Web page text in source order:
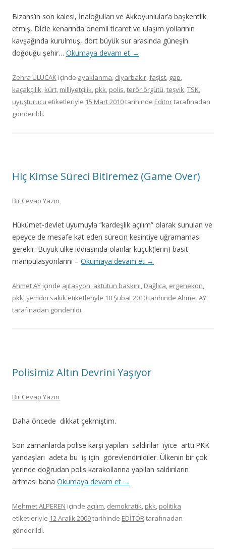
Bizans’ın son kalesi, İnaloğulları ve Akkoyunlular’a başkentlik
etmiş, Dicle kenarında önemli ticaret ve ulaşım yollarının
kavşağında kurulmuş, dört büyük sur arasında güneşin
doğduğu şehir… Okumaya devam et →
Zehra ULUCAK içinde ayaklanma, diyarbakır,faşist, gap,
kaçakçılık, kürt, milliyetçilik, pkk, polis,terör örgütü,teşvik,TSK,
uyuşturucu etiketleriyle 15 Mart 2010tarihinde Editortarafınadan
gönderildi.
Hiç Kimse Süreci Bitiremez (Game Over)
Bir Cevap Yazın
Hükümet-devlet uyumuyla “kardeşlik açılım” olarak sunulan ve
epeyce de mesafe kat eden sürecin kesintiye uğramaması
gerekir. Büyük ülke iddiasında olanlar küçük(lerin) basit
manipülasyonlarını – Okumaya devam et →
Ahmet AY içinde ajıtasyon, aktütün baskını, Dağlıca, ergenekon,
pkk,şemdin sakık etiketleriyle 10 Şubat 2010tarihinde Ahmet AY
tarafınadan gönderildi.
Polisimiz Altın Devrini Yaşıyor
Bir Cevap Yazın
Daha öncede dikkat çekmiştim.
Son zamanlarda polise karşı yapılan saldırılar iyice arttı.PKK
yandaşları adeta bu iş için görevlendirildiler. Ülkenin bir çok
yerinde doğrudan polis karakollarına yapılan saldırıların
artması bana Okumaya devam et →
Mehmet ALPEREN içinde açılım, demokratik, pkk, politika
etiketleriyle 12 Aralık 2009tarihinde EDİTÖRtarafınadan
gönderildi.